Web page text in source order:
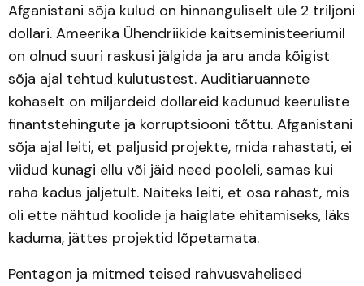
Afganistani sõja kulud on hinnanguliselt üle 2 triljoni
dollari. Ameerika Ühendriikide kaitseministeeriumil
on olnud suuri raskusi jälgida ja aru anda kõigist
sõja ajal tehtud kulutustest. Auditiaruannete
kohaselt on miljardeid dollareid kadunud keeruliste
finantstehingute ja korruptsiooni tõttu. Afganistani
sõja ajal leiti, et paljusid projekte, mida rahastati, ei
viidud kunagi ellu või jäid need pooleli, samas kui
raha kadus jäljetult. Näiteks leiti, et osa rahast, mis
oli ette nähtud koolide ja haiglate ehitamiseks, läks
kaduma, jättes projektid lõpetamata.
Pentagon ja mitmed teised rahvusvahelised